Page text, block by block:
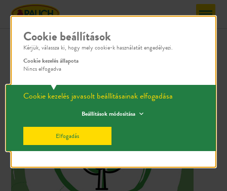
Cookie beállítások
Kérjük, válassza ki, hogy mely cookie-k használatát engedélyezi.
Cookie kezelés állapota
Nincs elfogadva
Cookie kezelés javasolt beállításainak elfogadása
Beállítások módosítása
Elfogadás
5 érték